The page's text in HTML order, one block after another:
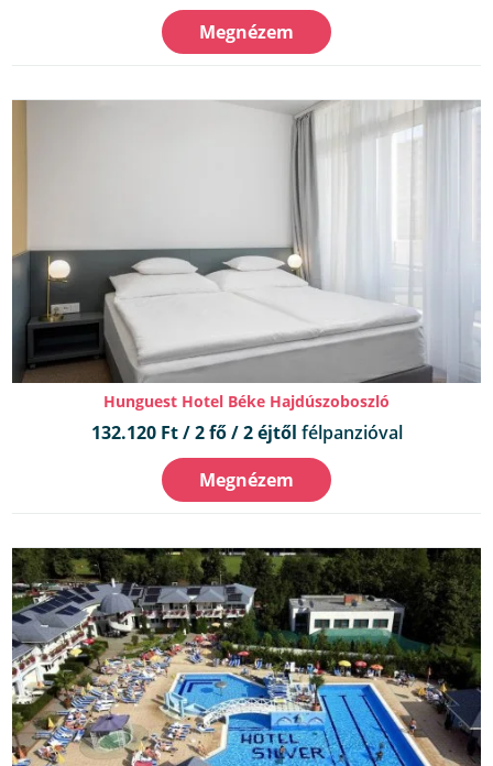
Megnézem
Hunguest Hotel Béke Hajdúszoboszló
132.120 Ft / 2 fő / 2 éjtől félpanzióval
Megnézem